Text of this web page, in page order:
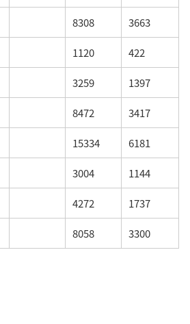
8308 3663
1120 422
3259 1397
8472 3417
15334 6181
3004 1144
4272 1737
8058 3300